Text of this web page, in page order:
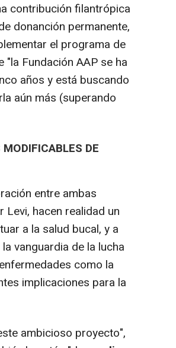
contribución filantrópica
donanción permanente,
el programa de
Fundación AAP se ha
años y está buscando
aún más (superando
DE
entre ambas
hacen realidad un
a la salud bucal, y a
vanguardia de la lucha
como la
implicaciones para la
ambicioso proyecto",